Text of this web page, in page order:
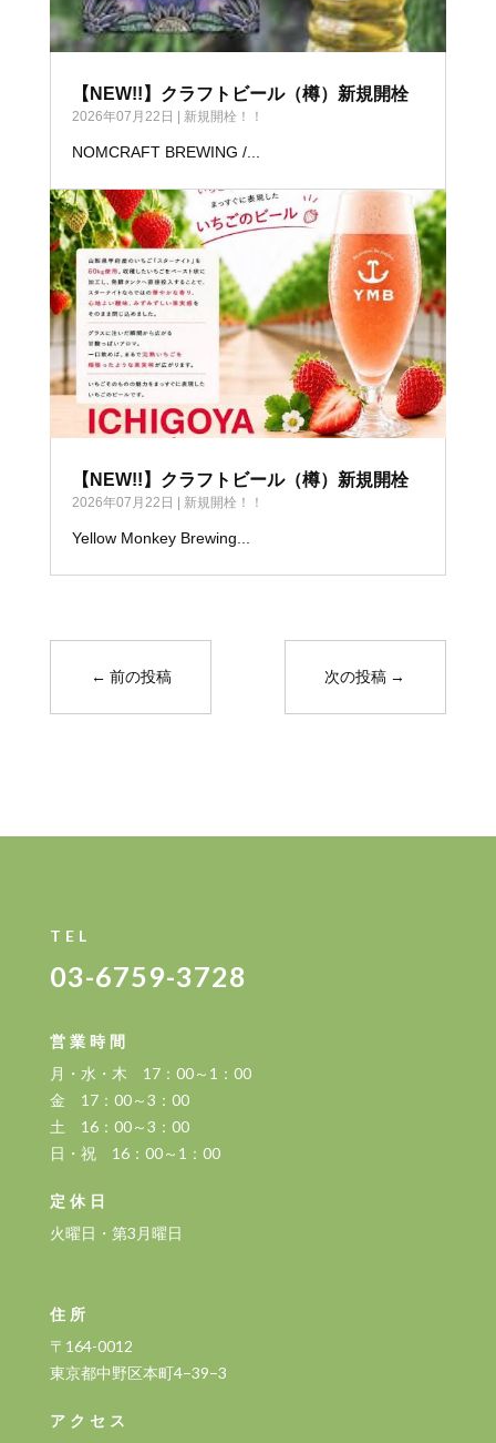
【NEW!!】クラフトビール（樽）新規開栓
2026年07月22日 | 新規開栓！！
NOMCRAFT BREWING /...
【NEW!!】クラフトビール（樽）新規開栓
2026年07月22日 | 新規開栓！！
Yellow Monkey Brewing...
← 前の投稿 次の投稿 →
TEL
03-6759-3728
営業時間
月・水・木 17：00～1：00
金 17：00～3：00
土 16：00～3：00
日・祝 16：00～1：00
定休日
火曜日・第3月曜日
住所
〒164-0012
東京都中野区本町4−39−3
アクセス